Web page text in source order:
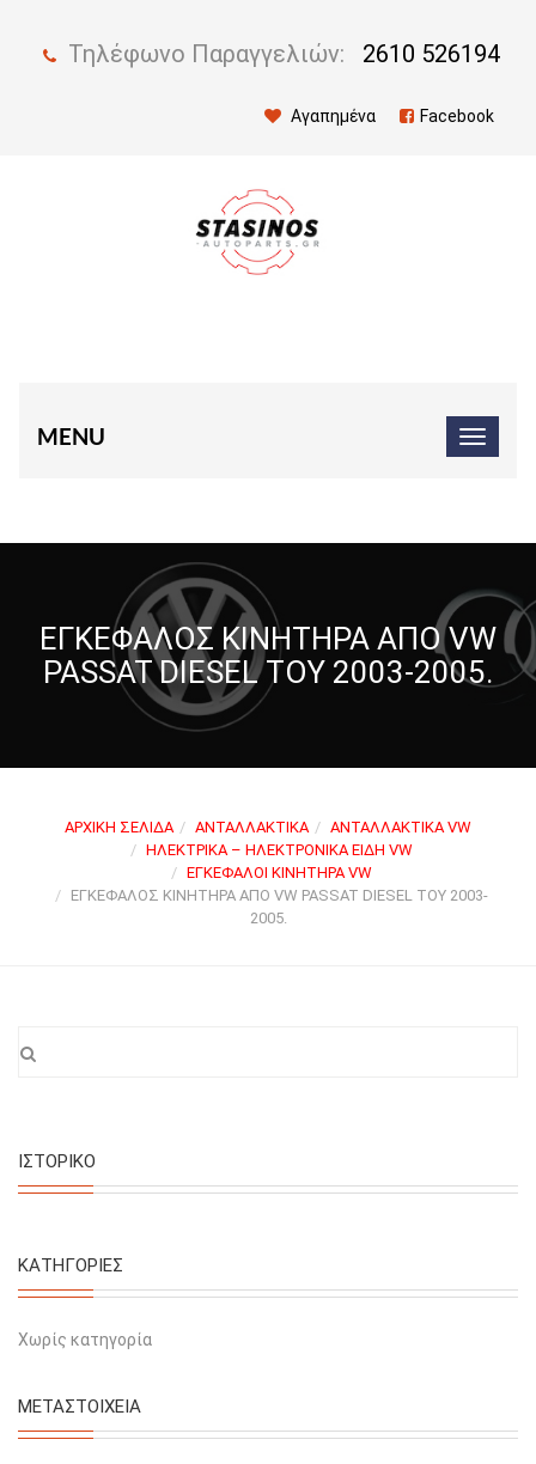
Τηλέφωνο Παραγγελιών: 2610 526194
Αγαπημένα Facebook
MENU
ΕΓΚΈΦΑΛΟΣ ΚΙΝΗΤΉΡΑ ΑΠΌ VW
PASSAT DIESEL ΤΟΥ 2003-2005.
ΑΡΧΙΚΉ ΣΕΛΊΔΑ ΑΝΤΑΛΛΑΚΤΙΚΆ
ΑΝΤΑΛΛΑΚΤΙΚΆ VW
ΗΛΕΚΤΡΙΚΆ – ΗΛΕΚΤΡΟΝΙΚΆ ΕΊΔΗ VW
ΕΓΚΈΦΑΛΟΙ ΚΙΝΗΤΉΡΑ VW
ΕΓΚΈΦΑΛΟΣ ΚΙΝΗΤΉΡΑ ΑΠΌ VW PASSAT DIESEL ΤΟΥ 2003-
2005.
ΙΣΤΟΡΙΚΌ
KΑΤΗΓΟΡΊΕΣ
Χωρίς κατηγορία
ΜΕΤΑΣΤΟΙΧΕΊΑ